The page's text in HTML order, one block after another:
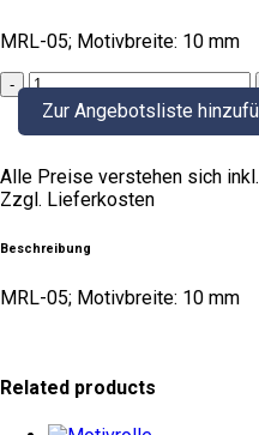
MRL-05; Motivbreite: 10 mm
Motivrolle
quantityZur Angebotsliste
Alle Preise verstehen sich
Zzgl. Lieferkosten
Beschreibung
MRL-05; Motivbreite: 10 mm
Related products